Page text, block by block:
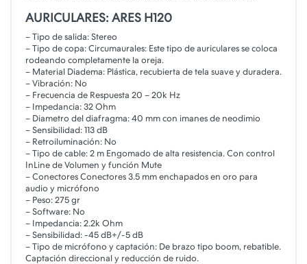
AURICULARES: ARES H120
– Tipo de salida: Stereo
– Tipo de copa: Circumaurales: Este tipo de auriculares se coloca
rodeando completamente la oreja.
– Material Diadema: Plástica, recubierta de tela suave y duradera.
– Vibración: No
– Frecuencia de Respuesta 20 – 20k Hz
– Impedancia: 32 Ohm
– Diametro del diafragma: 40 mm con imanes de neodimio
– Sensibilidad: 113 dB
– Retroiluminación: No
– Tipo de cable: 2 m Engomado de alta resistencia. Con control
InLine de Volumen y función Mute
– Conectores Conectores 3.5 mm enchapados en oro para
audio y micrófono
– Peso: 275 gr
– Software: No
– Impedancia: 2.2k Ohm
– Sensibilidad: -45 dB+/-5 dB
– Tipo de micrófono y captación: De brazo tipo boom, rebatible.
Captación direccional y reducción de ruido.